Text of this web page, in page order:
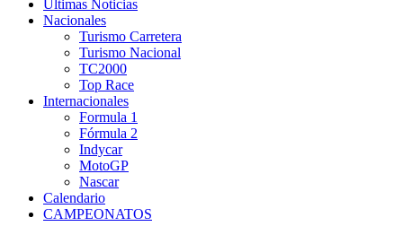
Últimas Noticias
Nacionales
Turismo Carretera
Turismo Nacional
TC2000
Top Race
Internacionales
Formula 1
Fórmula 2
Indycar
MotoGP
Nascar
Calendario
CAMPEONATOS